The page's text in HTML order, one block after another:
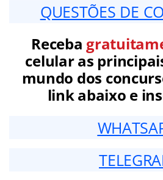
QUESTÕES DE
Receba
celular as
mundo dos
link abaixo e